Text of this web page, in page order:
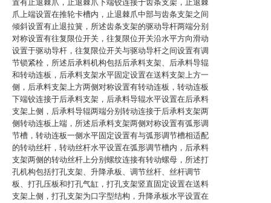
置有止退棘爪，止退棘爪下端铰连接于齿条支架，止退棘
爪上端设置在推轮卡槽内，止退棘爪中部与齿条支架之间
倾斜设置有止退拉簧，所述齿条支架的驱动导杆两端分别
对称设置有往复限位开关，往复限位开关沿水平方向滑动
设置于驱动导杆，往复限位开关与驱动导杆之间设置有调
节锁紧栓，所述后承料机构包括后承料支架、后承料导辊
和转动连板，后承料支架水平固定设置在送料支架上方一
侧，后承料支架上方两侧对称设置有转动连板，转动连板
下端铰连接于后承料支架，后承料导辊水平设置在后承料
支架上侧，后承料导辊两端分别转动连接于后承料支架两
侧转动连板上端，所述后承料支架两侧对称设置有弧形调
节槽，转动连板一侧水平固定设置有与弧形调节槽相适配
的转动丝杆，转动丝杆水平设置在弧形调节槽内，后承料
支架两侧的转动丝杆上分别螺纹连接有转动螺母，所述打
孔机构包括打孔支架、升降承板、调节丝杆、丝杆调节
板、打孔压板和打孔气缸，打孔支架竖直固定设置在送料
支架上侧，打孔支架为口字型结构，升降承板水平设置在